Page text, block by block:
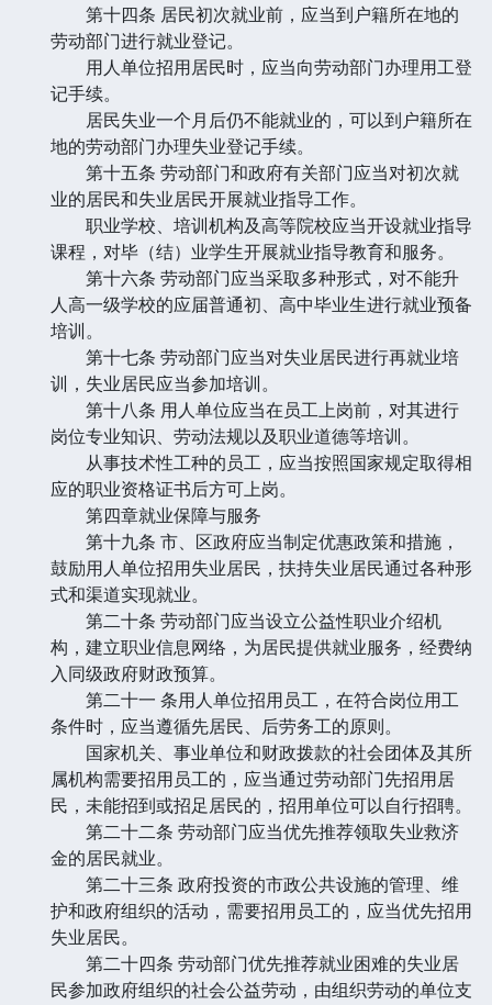
第十四条 居民初次就业前，应当到户籍所在地的
劳动部门进行就业登记。
用人单位招用居民时，应当向劳动部门办理用工登
记手续。
居民失业一个月后仍不能就业的，可以到户籍所在
地的劳动部门办理失业登记手续。
第十五条 劳动部门和政府有关部门应当对初次就
业的居民和失业居民开展就业指导工作。
职业学校、培训机构及高等院校应当开设就业指导
课程，对毕（结）业学生开展就业指导教育和服务。
第十六条 劳动部门应当采取多种形式，对不能升
人高一级学校的应届普通初、高中毕业生进行就业预备
培训。
第十七条 劳动部门应当对失业居民进行再就业培
训，失业居民应当参加培训。
第十八条 用人单位应当在员工上岗前，对其进行
岗位专业知识、劳动法规以及职业道德等培训。
从事技术性工种的员工，应当按照国家规定取得相
应的职业资格证书后方可上岗。
第四章就业保障与服务
第十九条 市、区政府应当制定优惠政策和措施，
鼓励用人单位招用失业居民，扶持失业居民通过各种形
式和渠道实现就业。
第二十条 劳动部门应当设立公益性职业介绍机
构，建立职业信息网络，为居民提供就业服务，经费纳
入同级政府财政预算。
第二十一 条用人单位招用员工，在符合岗位用工
条件时，应当遵循先居民、后劳务工的原则。
国家机关、事业单位和财政拨款的社会团体及其所
属机构需要招用员工的，应当通过劳动部门先招用居
民，未能招到或招足居民的，招用单位可以自行招聘。
第二十二条 劳动部门应当优先推荐领取失业救济
金的居民就业。
第二十三条 政府投资的市政公共设施的管理、维
护和政府组织的活动，需要招用员工的，应当优先招用
失业居民。
第二十四条 劳动部门优先推荐就业困难的失业居
民参加政府组织的社会公益劳动，由组织劳动的单位支